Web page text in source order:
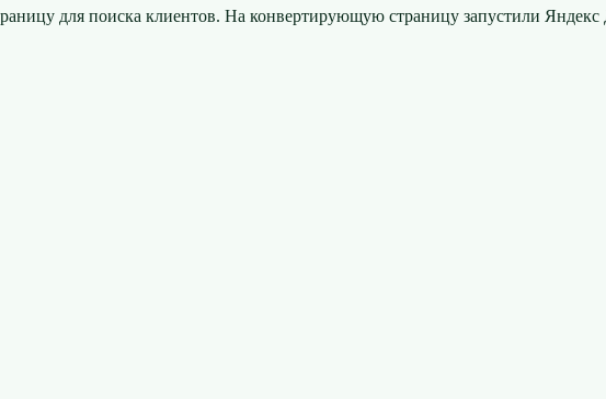
для поиска клиентов. На конвертирующую страницу запустили Яндекс